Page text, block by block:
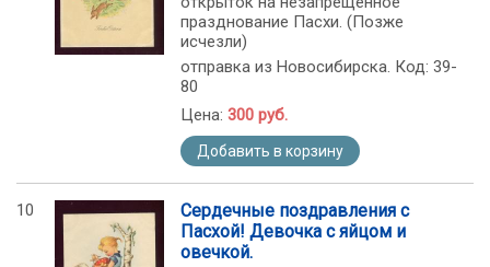
празднование Пасхи. (Позже
исчезли)
отправка из Новосибирска. Код: 39-
80
Цена: 300 руб.
Добавить в корзину
10
Сердечные поздравления с
Пасхой! Девочка с яйцом и
овечкой.